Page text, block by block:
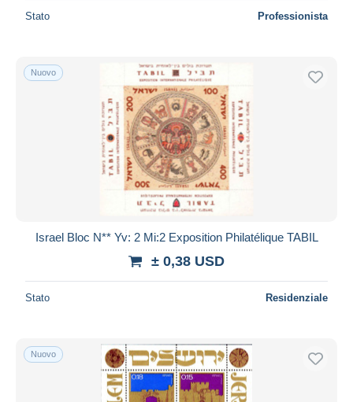
Residenza del venditore
Aggiorna
Stato Professionista
Nuovo
Israel Bloc N** Yv: 2 Mi:2 Exposition Philatélique TABIL
± 0,38 USD
Stato Residenziale
Nuovo